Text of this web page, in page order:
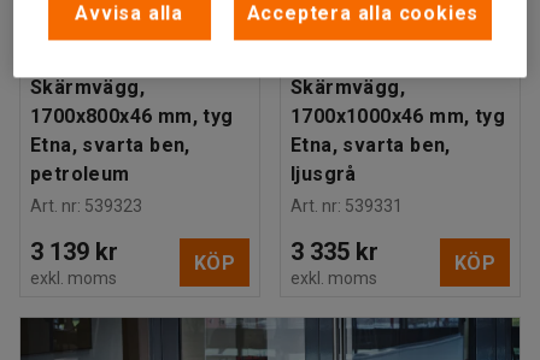
Skärmvägg,
1700x800x46 mm, tyg
Etna, svarta ben,
petroleum
Art. nr: 539323
3 139 kr
exkl. moms
KÖP
Skärmvägg,
1700x1000x46 mm, tyg
Etna, svarta ben,
ljusgrå
Art. nr: 539331
3 335 kr
exkl. moms
KÖP
Avvisa alla Acceptera alla cookies